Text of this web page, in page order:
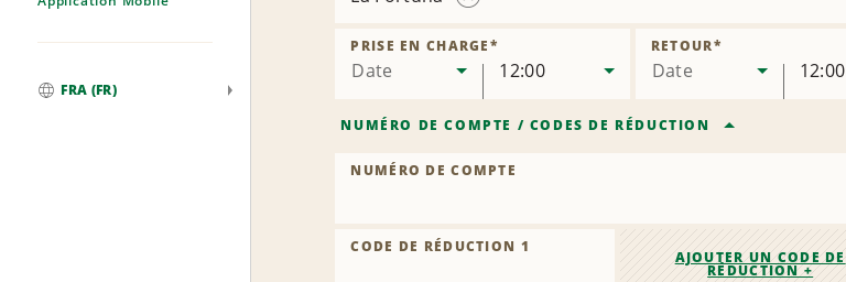
FRA (FR)
l’agence
Date
PRISE EN CHARGE*
12:00 Date
RETOUR*
12:00
NUMÉRO DE COMPTE / CODES DE RÉDUCTION
NUMÉRO DE COMPTE
CODE DE RÉDUCTION 1
AJOUTER UN CODE DE
RÉDUCTION +